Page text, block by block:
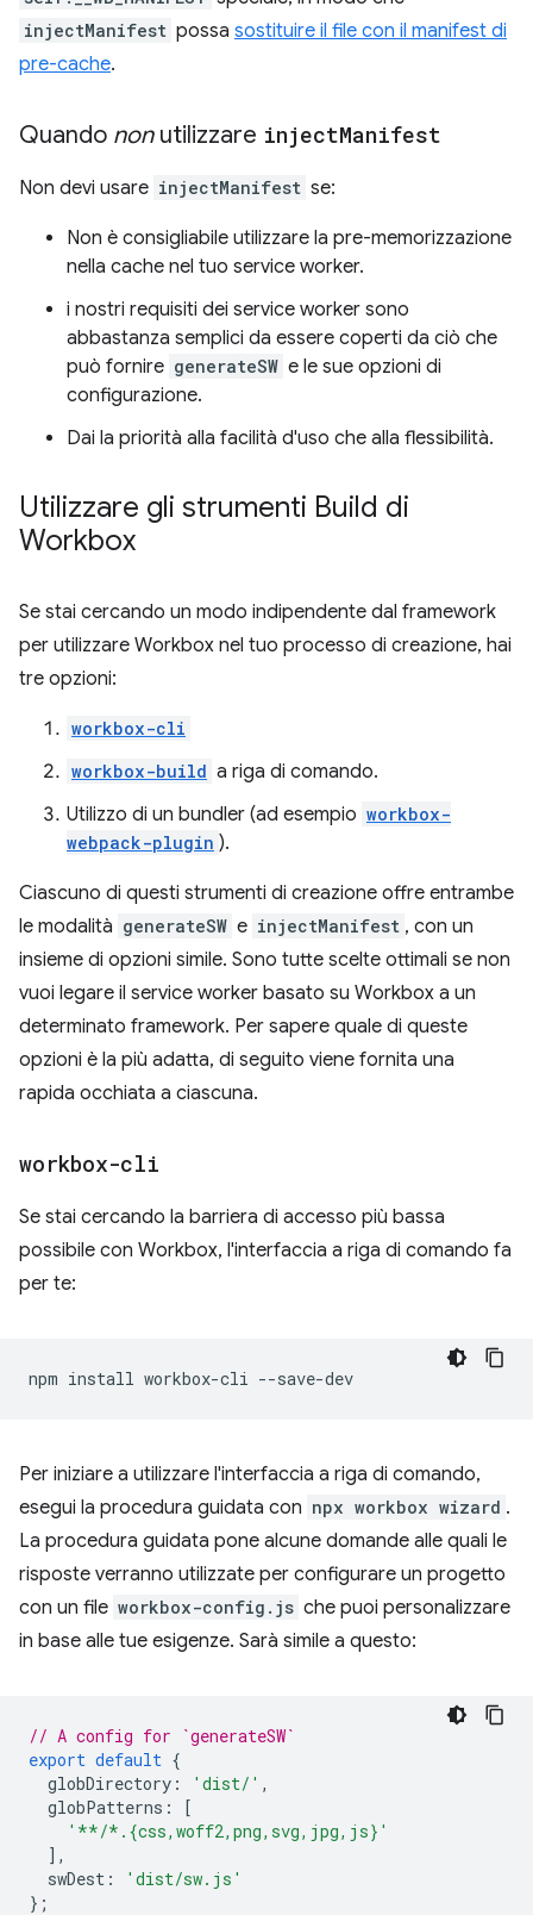
injectManifest possa sostituire il file con il manifest di
pre-cache.
Quando nonutilizzare injectManifest
Non devi usare injectManifest se:
Non è consigliabile utilizzare la pre-memorizzazione
nella cache nel tuo service worker.
i nostri requisiti dei service worker sono
abbastanza semplici da essere coperti da ciò che
può fornire generateSW e le sue opzioni di
configurazione.
Dai la priorità alla facilità d'uso che alla flessibilità.
Utilizzare gli strumenti Build di
Workbox
Se stai cercando un modo indipendente dal framework
per utilizzare Workbox nel tuo processo di creazione, hai
tre opzioni:
workbox-cli
workbox-build a riga di comando.
Utilizzo di un bundler (ad esempio workbox-
webpack-plugin ).
Ciascuno di questi strumenti di creazione offre entrambe
le modalità generateSW e injectManifest , con un
insieme di opzioni simile. Sono tutte scelte ottimali se non
vuoi legare il service worker basato su Workbox a un
determinato framework. Per sapere quale di queste
opzioni è la più adatta, di seguito viene fornita una
rapida occhiata a ciascuna.
workbox-cli
Se stai cercando la barriera di accesso più bassa
possibile con Workbox, l'interfaccia a riga di comando fa
per te:
npm install workbox-cli
Per iniziare a utilizzare l'interfaccia a riga di comando,
esegui la procedura guidata con npx workbox wizard .
La procedura guidata pone alcune domande alle quali le
risposte verranno utilizzate per configurare un progetto
con un file workbox-config.js che puoi personalizzare
in base alle tue esigenze. Sarà simile a questo:
// A config for `generateSW`
export default {
globDirectory : 'dist/' ,
globPatterns :
[
'**/*.{css,woff2,png,svg,jpg,js}'
],
swDest :
'dist/sw.js'
};